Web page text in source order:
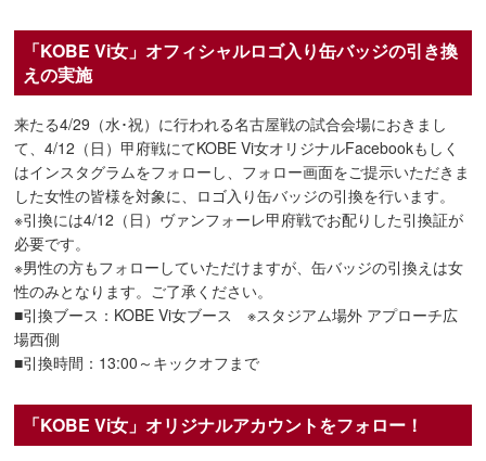
「KOBE Vi女」オフィシャルロゴ入り缶バッジの引き換
えの実施
来たる4/29（水･祝）に行われる名古屋戦の試合会場におきまし
て、4/12（日）甲府戦にてKOBE Vi女オリジナルFacebookもしく
はインスタグラムをフォローし、フォロー画面をご提示いただきま
した女性の皆様を対象に、ロゴ入り缶バッジの引換を行います。
※引換には4/12（日）ヴァンフォーレ甲府戦でお配りした引換証が
必要です。
※男性の方もフォローしていただけますが、缶バッジの引換えは女
性のみとなります。ご了承ください。
■引換ブース：KOBE Vi女ブース ※スタジアム場外 アプローチ広
場西側
■引換時間：13:00～キックオフまで
「KOBE Vi女」オリジナルアカウントをフォロー！